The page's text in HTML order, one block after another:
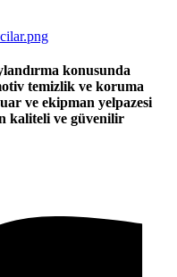
konusunda
temizlik ve koruma
ve ekipman yelpazesi
kaliteli ve güvenilir